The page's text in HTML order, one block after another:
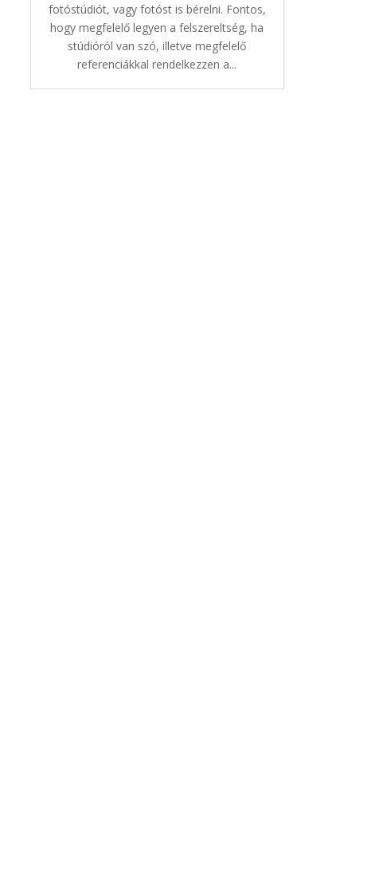
fotóstúdiót, vagy fotóst is bérelni. Fontos,
hogy megfelelő legyen a felszereltség, ha
stúdióról van szó, illetve megfelelő
referenciákkal rendelkezzen a...